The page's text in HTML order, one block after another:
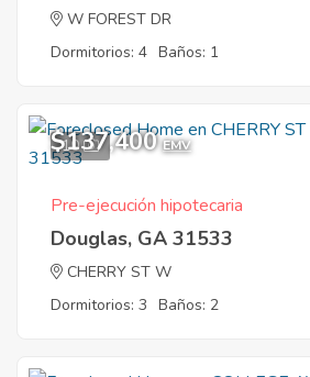
W FOREST DR
Dormitorios: 4 Baños: 1
10
$137,400 EMV
Pre-ejecución hipotecaria
Douglas, GA 31533
CHERRY ST W
Dormitorios: 3 Baños: 2